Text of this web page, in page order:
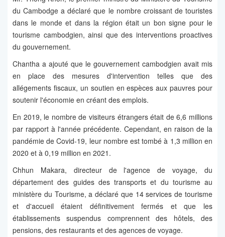
du Cambodge a déclaré que le nombre croissant de touristes
dans le monde et dans la région était un bon signe pour le
tourisme cambodgien, ainsi que des interventions proactives
du gouvernement.
Chantha a ajouté que le gouvernement cambodgien avait mis
en place des mesures d'intervention telles que des
allégements fiscaux, un soutien en espèces aux pauvres pour
soutenir l'économie en créant des emplois.
En 2019, le nombre de visiteurs étrangers était de 6,6 millions
par rapport à l'année précédente. Cependant, en raison de la
pandémie de Covid-19, leur nombre est tombé à 1,3 million en
2020 et à 0,19 million en 2021.
Chhun Makara, directeur de l'agence de voyage, du
département des guides des transports et du tourisme au
ministère du Tourisme, a déclaré que 14 services de tourisme
et d'accueil étaient définitivement fermés et que les
établissements suspendus comprennent des hôtels, des
pensions, des restaurants et des agences de voyage.